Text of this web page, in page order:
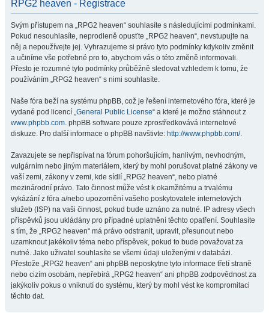
RPG2 heaven - Registrace
Svým přístupem na „RPG2 heaven“ souhlasíte s následujícími podmínkami.
Pokud nesouhlasíte, neprodleně opusťte „RPG2 heaven“, nevstupujte na
něj a nepoužívejte jej. Vyhrazujeme si právo tyto podmínky kdykoliv změnit
a učiníme vše potřebné pro to, abychom vás o této změně informovali.
Přesto je rozumné tyto podmínky průběžně sledovat vzhledem k tomu, že
používáním „RPG2 heaven“ s nimi souhlasíte.
Naše fóra beží na systému phpBB, což je řešení internetového fóra, které je
vydané pod licencí „General Public License“ a které je možno stáhnout z
www.phpbb.com. phpBB software pouze zprostředkovává internetové
diskuze. Pro další informace o phpBB navštivte: http://www.phpbb.com/.
Zavazujete se nepřispívat na fórum pohoršujícím, hanlivým, nevhodným,
vulgárním nebo jiným materiálem, který by mohl porušovat platné zákony ve
vaší zemi, zákony v zemi, kde sídlí „RPG2 heaven“, nebo platné
mezinárodní právo. Tato činnost může vést k okamžitému a trvalému
vykázání z fóra a/nebo upozornění vašeho poskytovatele internetových
služeb (ISP) na vaši činnost, pokud bude uznáno za nutné. IP adresy všech
příspěvků jsou ukládány pro případné uplatnění těchto opatření. Souhlasíte
s tím, že „RPG2 heaven“ má právo odstranit, upravit, přesunout nebo
uzamknout jakékoliv téma nebo příspěvek, pokud to bude považovat za
nutné. Jako uživatel souhlasíte se všemi údaji uloženými v databázi.
Přestože „RPG2 heaven“ ani phpBB neposkytne tyto informace třetí straně
nebo cizím osobám, nepřebírá „RPG2 heaven“ ani phpBB zodpovědnost za
jakýkoliv pokus o vniknutí do systému, který by mohl vést ke kompromitaci
těchto dat.